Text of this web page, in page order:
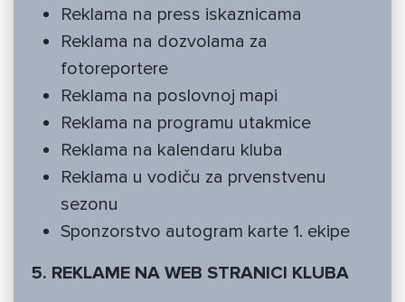
Reklama na press iskaznicama
Reklama na dozvolama za
fotoreportere
Reklama na poslovnoj mapi
Reklama na programu utakmice
Reklama na kalendaru kluba
Reklama u vodiču za prvenstvenu
sezonu
Sponzorstvo autogram karte 1. ekipe
5. REKLAME NA WEB STRANICI KLUBA